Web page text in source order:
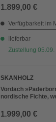
1.899,00 €
Verfügbarkeit im
lieferbar
Zustellung 05.09.
SKANHOLZ
Vordach
nordische Fichte,
1.999,00 €